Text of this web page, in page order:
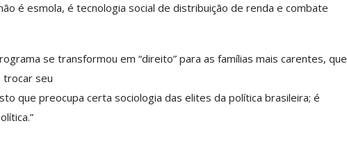
é esmola, é tecnologia social de distribuição de renda e combate
se transformou em “direito” para as famílias mais carentes, que
trocar seu
que preocupa certa sociologia das elites da política brasileira; é
Acompanha Reunião
Mesa Nacional De
Permanente E
Categoria Unida Em Torno Dos